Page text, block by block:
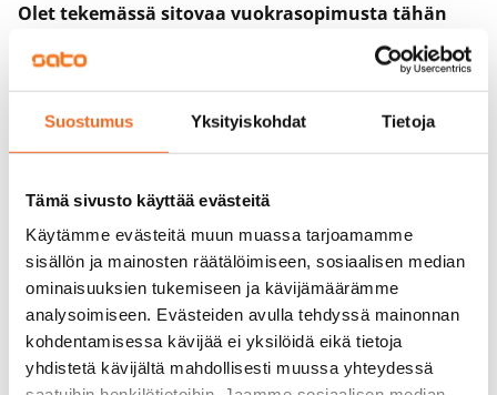
Suostumus Yksityiskohdat Tietoja
Tämä sivusto käyttää evästeitä
Käytämme evästeitä muun muassa tarjoamamme
sisällön ja mainosten räätälöimiseen, sosiaalisen median
ominaisuuksien tukemiseen ja kävijämäärämme
analysoimiseen. Evästeiden avulla tehdyssä mainonnan
kohdentamisessa kävijää ei yksilöidä eikä tietoja
yhdistetä kävijältä mahdollisesti muussa yhteydessä
Olet tekemässä sitovaa vuokrasopimusta tähän
Sopimus astuu voimaan heti, kun maksat 300 euron
varausmaksun verkkokaupassa. Palautamme summan
sinulle kokonaisuudessaan vuokrasopimuksen
Voit peruuttaa sopimuksen vielä asuntonäytöllä, jos
koti ei vastaa odotuksiasi. Tällöin palautamme
varausmaksun sinulle kokonaisuudessaan, yleensä
seuraavana arkipäivänä.
Vakuus 0 euroa.